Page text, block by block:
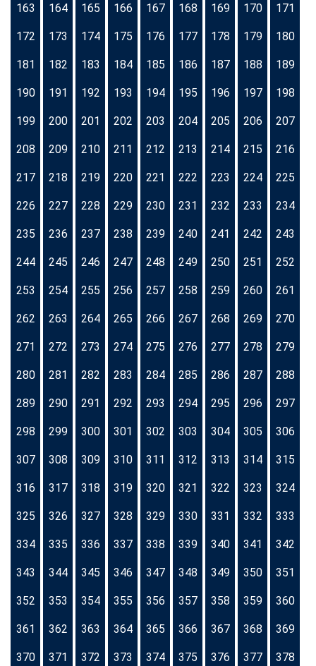
163 164 165 166 167 168 169 170 171
172 173 174 175 176 177 178 179 180
181 182 183 184 185 186 187 188 189
190 191 192 193 194 195 196 197 198
199 200 201 202 203 204 205 206 207
208 209 210 211 212 213 214 215 216
217 218 219 220 221 222 223 224 225
226 227 228 229 230 231 232 233 234
235 236 237 238 239 240 241 242 243
244 245 246 247 248 249 250 251 252
253 254 255 256 257 258 259 260 261
262 263 264 265 266 267 268 269 270
271 272 273 274 275 276 277 278 279
280 281 282 283 284 285 286 287 288
289 290 291 292 293 294 295 296 297
298 299 300 301 302 303 304 305 306
307 308 309 310 311 312 313 314 315
316 317 318 319 320 321 322 323 324
325 326 327 328 329 330 331 332 333
334 335 336 337 338 339 340 341 342
343 344 345 346 347 348 349 350 351
352 353 354 355 356 357 358 359 360
361 362 363 364 365 366 367 368 369
370 371 372 373 374 375 376 377 378